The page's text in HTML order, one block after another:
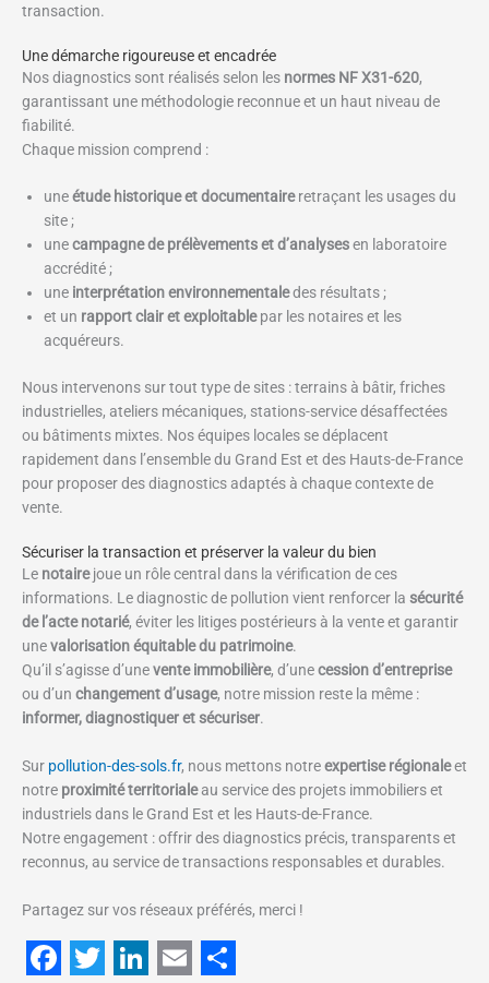
transaction.
Une démarche rigoureuse et encadrée
Nos diagnostics sont réalisés selon les normes NF X31-620,
garantissant une méthodologie reconnue et un haut niveau de
fiabilité.
Chaque mission comprend :
uneétude historique et documentaireretraçant les usages du
site ;
unecampagne de prélèvements et d’analysesen laboratoire
accrédité ;
une interprétation environnementaledes résultats ;
et un rapport clair et exploitablepar les notaires et les
acquéreurs.
Nous intervenons sur tout type de sites : terrains à bâtir, friches
industrielles, ateliers mécaniques, stations-service désaffectées
ou bâtiments mixtes. Nos équipes locales se déplacent
rapidement dans l’ensemble du Grand Est et des Hauts-de-France
pour proposer des diagnostics adaptés à chaque contexte de
vente.
Sécuriser la transaction et préserver la valeur du bien
Le notairejoue un rôle central dans la vérification de ces
informations. Le diagnostic de pollution vient renforcer la sécurité
de l’acte notarié, éviter les litiges postérieurs à la vente et garantir
unevalorisation équitable du patrimoine.
Qu’il s’agisse d’unevente immobilière, d’unecession d’entreprise
ou d’un changement d’usage, notre mission reste la même :
informer, diagnostiquer et sécuriser.
Sur pollution-des-sols.fr, nous mettons notreexpertise régionaleet
notre proximité territorialeau service des projets immobiliers et
industriels dans le Grand Est et les Hauts-de-France.
Notre engagement : offrir des diagnostics précis, transparents et
reconnus, au service de transactions responsables et durables.
Partagez sur vos réseaux préférés, merci !